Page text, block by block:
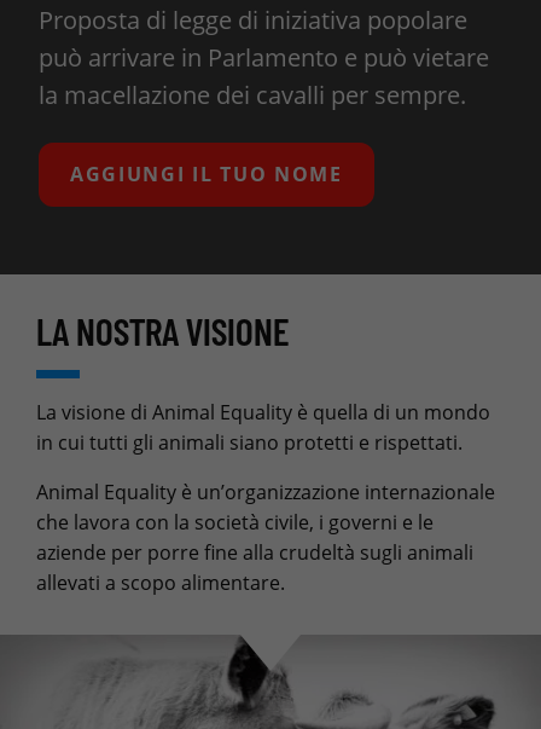
Proposta di legge di iniziativa popolare
può arrivare in Parlamento e può vietare
la macellazione dei cavalli per sempre.
AGGIUNGI IL TUO NOME
LA NOSTRA VISIONE
La visione di Animal Equality è quella di un mondo
in cui tutti gli animali siano protetti e rispettati.
Animal Equality è un’organizzazione internazionale
che lavora con la società civile, i governi e le
aziende per porre fine alla crudeltà sugli animali
allevati a scopo alimentare.